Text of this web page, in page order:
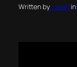
Written bycatalinin